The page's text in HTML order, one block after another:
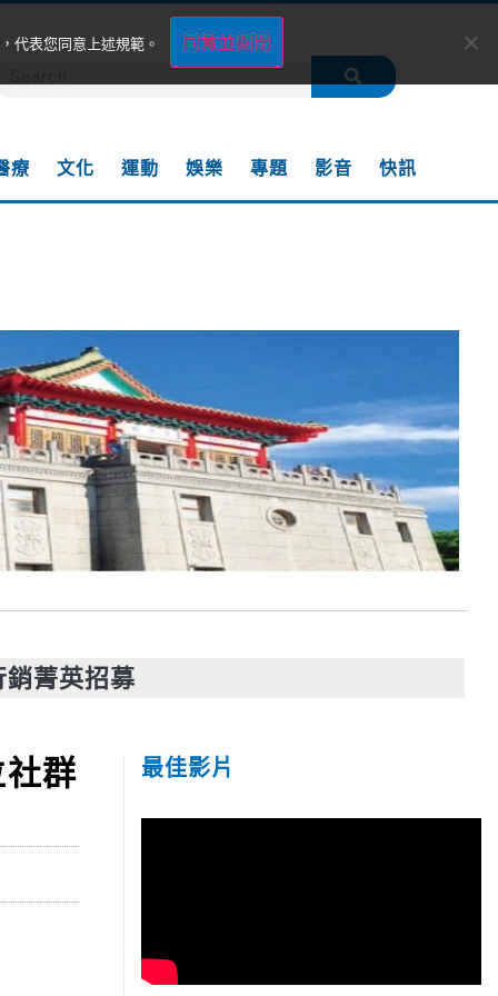
療 文化 運動 娛樂 專題 影音 快訊
菁英招募
群 最佳影片
代表您同意上述規範。 同意並關閉